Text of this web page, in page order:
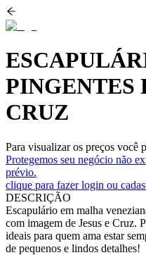
PINGENTES
CRUZ
Para visualizar os preços você
Protegemos seu negócio não
prévio.
clique para fazer login ou
DESCRIÇÃO
Escapulário em malha
com imagem de Jesus e Cruz.
ideais para quem ama estar
de pequenos e lindos detalhes!